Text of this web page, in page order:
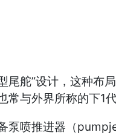
尾舵”设计，这种
与外界所称的下1
泵喷推进器（